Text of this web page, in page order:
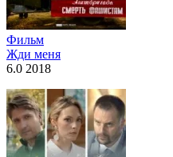
Фильм
Жди меня
6.0 2018